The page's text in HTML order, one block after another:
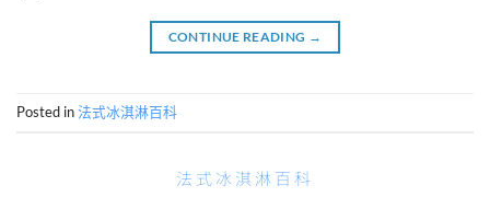
CONTINUE READING →
Posted in法式冰淇淋百科
法式冰淇淋百科